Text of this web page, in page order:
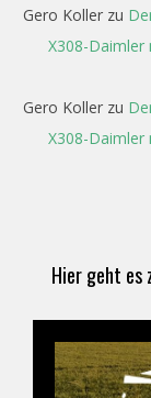
Gero Kollerzu
X308-
Gero Kollerzu
X308-
Hier geht es